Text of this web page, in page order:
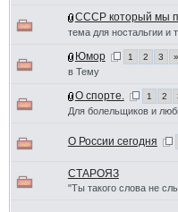
СССР который мы
тема для ностальгии и
Юмор 1 2 3
в Тему
О спорте. 1 2
Для болельщиков и
О России сегодня
СТАРОЯЗ
"Ты такого слова не